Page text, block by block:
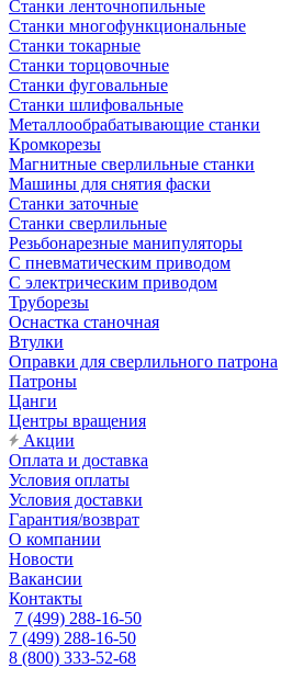
Станки ленточнопильные
Станки многофункциональные
Станки токарные
Станки торцовочные
Станки фуговальные
Станки шлифовальные
Металлообрабатывающие станки
Кромкорезы
Магнитные сверлильные станки
Машины для снятия фаски
Станки заточные
Станки сверлильные
Резьбонарезные манипуляторы
С пневматическим приводом
С электрическим приводом
Труборезы
Оснастка станочная
Втулки
Оправки для сверлильного патрона
Патроны
Цанги
Центры вращения
Акции
Оплата и доставка
Условия оплаты
Условия доставки
Гарантия/возврат
О компании
Новости
Вакансии
Контакты
7 (499) 288-16-50
7 (499) 288-16-50
8 (800) 333-52-68